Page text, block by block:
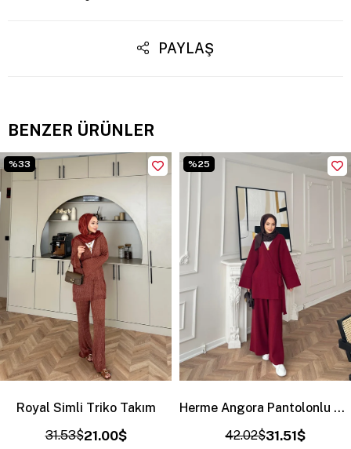
PAYLAŞ
BENZER ÜRÜNLER
Royal Simli Triko Takım
21.00$
31.53$
%33
Herme Angora Pantolonlu Takım Bordo
31.51$
42.02$
%25